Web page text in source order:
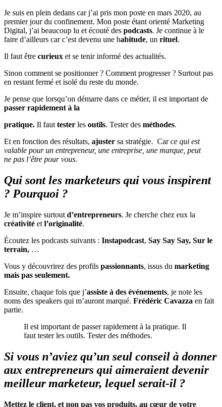
Je suis en plein dedans car j’ai pris mon poste en mars 2020, au
premier jour du confinement. Mon poste étant orienté Marketing
Digital, j’ai beaucoup lu et écouté des podcasts. Je continue à le
faire d’ailleurs car c’est devenu une habitude, un rituel.
Il faut être curieux et se tenir informé des actualités.
Sinon comment se positionner ? Comment progresser ? Surtout pas
en restant fermé et isolé du reste du monde.
Je pense que lorsqu’on démarre dans ce métier, il est important de
passer rapidement à la
pratique. Il fauttester les outils. Tester des méthodes.
Et en fonction des résultats, ajuster sa stratégie. Carce qui est
valable pour un entrepreneur, une entreprise, une marque, peut
ne pas l’être pour vous.
Qui sont les marketeurs qui vous inspirent
? Pourquoi ?
Je m’inspire surtout d’entrepreneurs. Je cherche chez eux la
créativité et l’originalité.
Écoutez les podcasts suivants : Instapodcast, Say Say Say, Sur le
terrain, …
Vous y découvrirez des profils passionnants, issus du marketing
mais pas seulement.
Ensuite, chaque fois que j’assiste à des événements, je note les
noms des speakers qui m’auront marqué. Frédéric Cavazza en fait
partie.
Il est important de passer rapidement à la pratique. Il
faut tester les outils. Tester des méthodes.
Si vous n’aviez qu’un seul conseil à donner
aux entrepreneurs qui aimeraient devenir
meilleur marketeur, lequel serait-il ?
Mettez le client, et non pas vos produits, au cœur de votre